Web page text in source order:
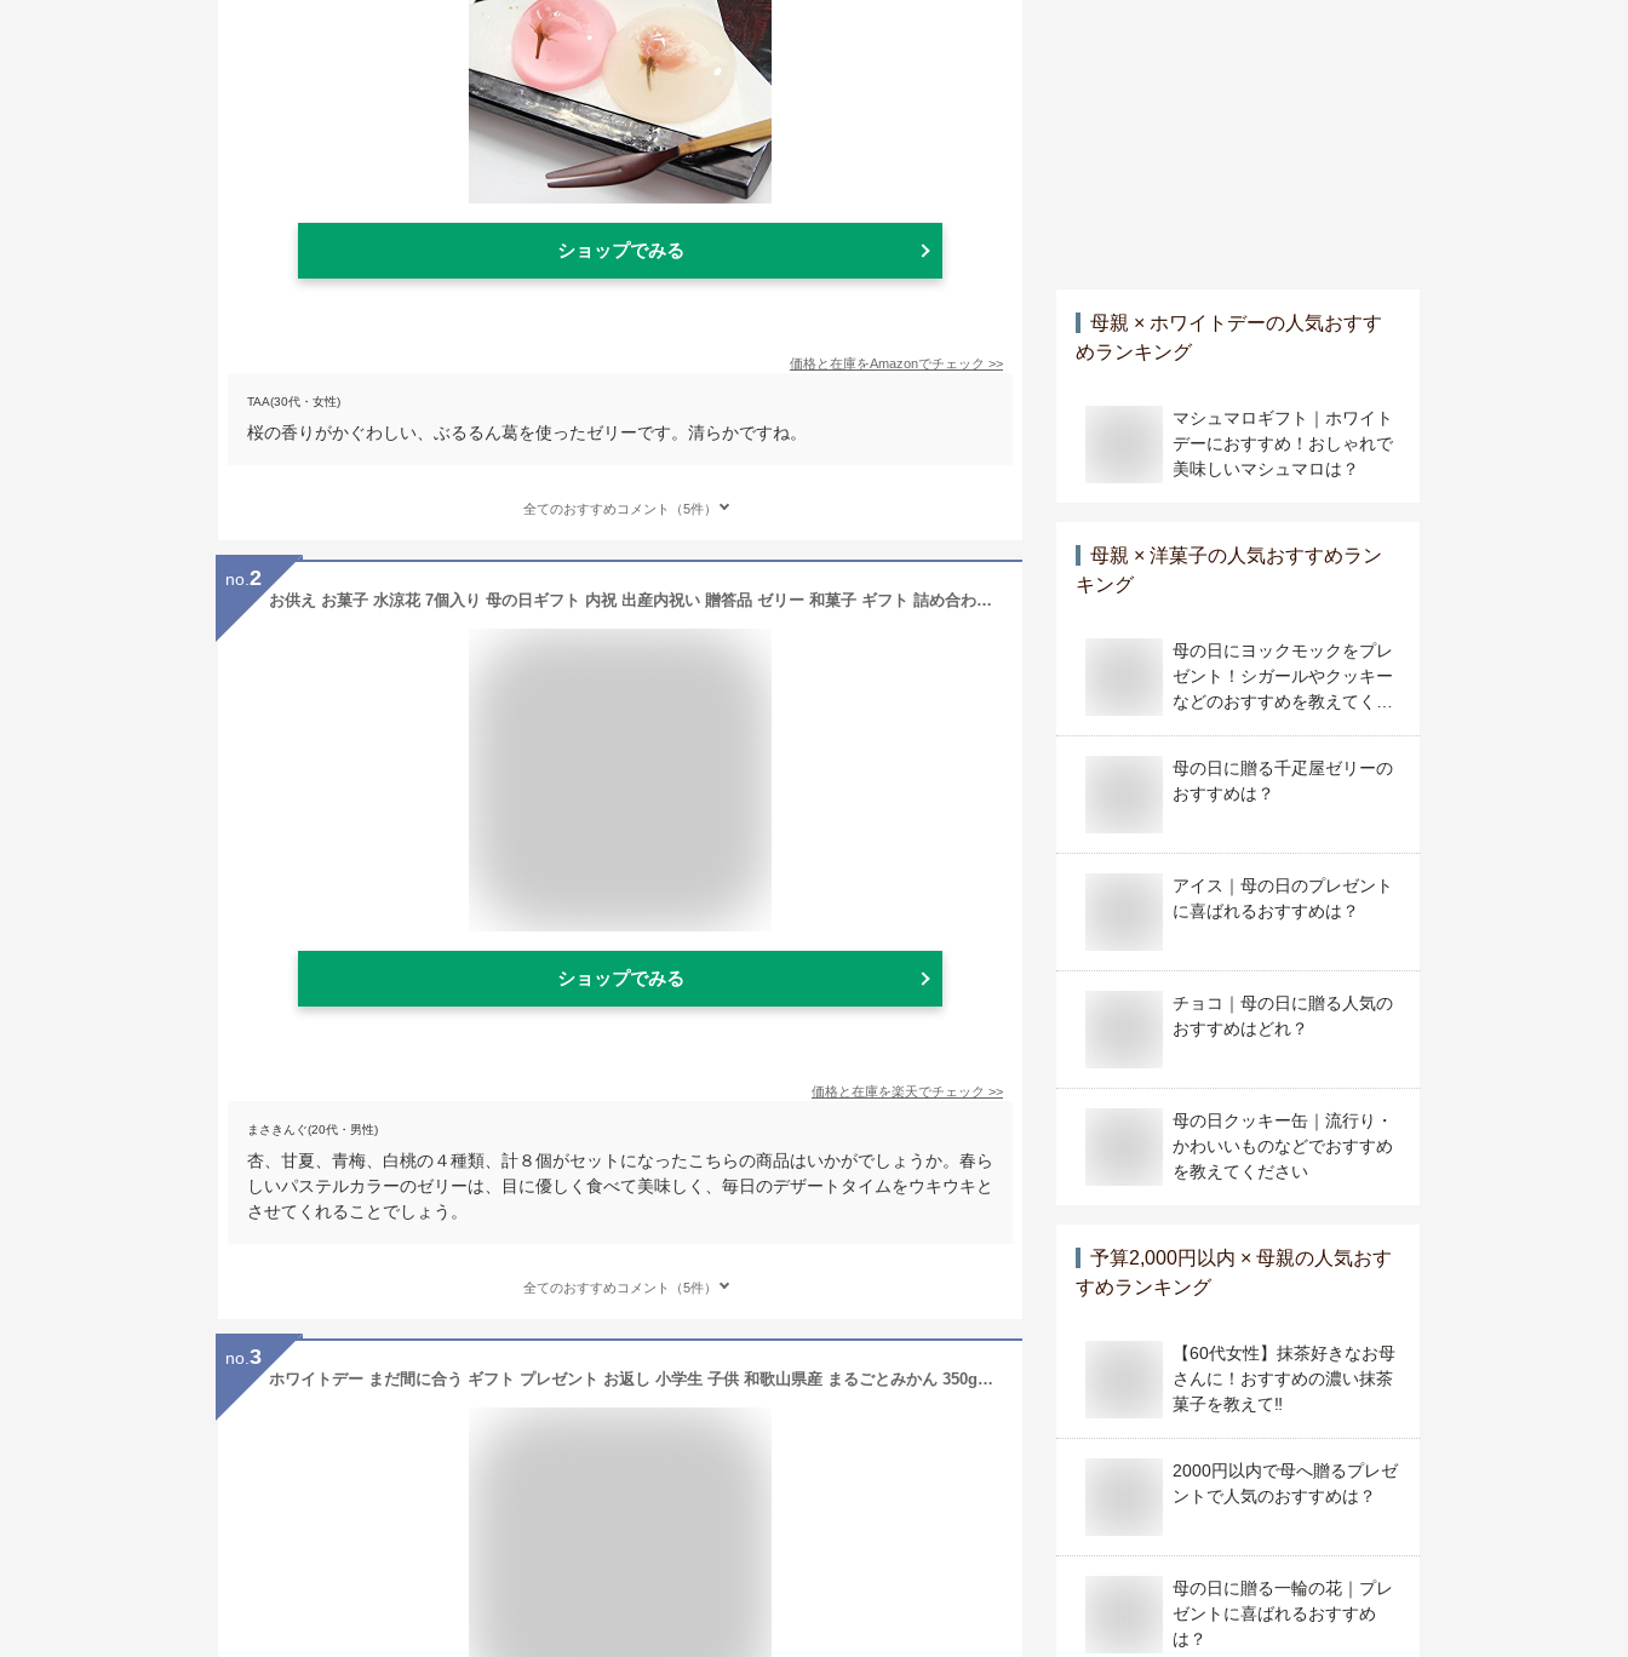
ショップでみる
価格と在庫をAmazonでチェック >>
TAA(30代・女性)
桜の香りがかぐわしい、ぶるるん葛を使ったゼリーです。清らかですね。
全てのおすすめコメント（5件）
no. 2
お供え お菓子 水涼花 7個入り 母の日ギフト 内祝 出産内祝い 贈答品 ゼリー 和菓子 ギフト 詰め合わせ あす楽 梅 温州みかん 甘夏 白桃 フルーツゼリー お祝い 御仏前 お供え物 お見舞い 快気祝い スイーツ 洋菓子 手土産 常温保存可 日持ち 個包装
ショップでみる
価格と在庫を楽天でチェック >>
まさきんぐ(20代・男性)
杏、甘夏、青梅、白桃の４種類、計８個がセットになったこちらの商品はいかがでしょうか。春ら
しいパステルカラーのゼリーは、目に優しく食べて美味しく、毎日のデザートタイムをウキウキと
させてくれることでしょう。
全てのおすすめコメント（5件）
no. 3
ホワイトデー まだ間に合う ギフト プレゼント お返し 小学生 子供 和歌山県産 まるごとみかん 350g退職 結婚式 産休 お礼 異動お洒落な瓶入コンポート やさしい甘さのジュレ入。丸ごとミカン ゼリー お配り5,400円以上で送料無料！※北海道、沖縄除く
母親 × ホワイトデーの人気おすす
めランキング
マシュマロギフト｜ホワイト
デーにおすすめ！おしゃれで
美味しいマシュマロは？
母親 × 洋菓子の人気おすすめラン
キング
母の日にヨックモックをプレ
ゼント！シガールやクッキー
などのおすすめを教えてくだ
母の日に贈る千疋屋ゼリーの
おすすめは？
アイス｜母の日のプレゼント
に喜ばれるおすすめは？
チョコ｜母の日に贈る人気の
おすすめはどれ？
母の日クッキー缶｜流行り・
かわいいものなどでおすすめ
を教えてください
予算2,000円以内 × 母親の人気おす
すめランキング
【60代女性】抹茶好きなお母
さんに！おすすめの濃い抹茶
菓子を教えて‼️
2000円以内で母へ贈るプレゼ
ントで人気のおすすめは？
母の日に贈る一輪の花｜プレ
ゼントに喜ばれるおすすめ
は？